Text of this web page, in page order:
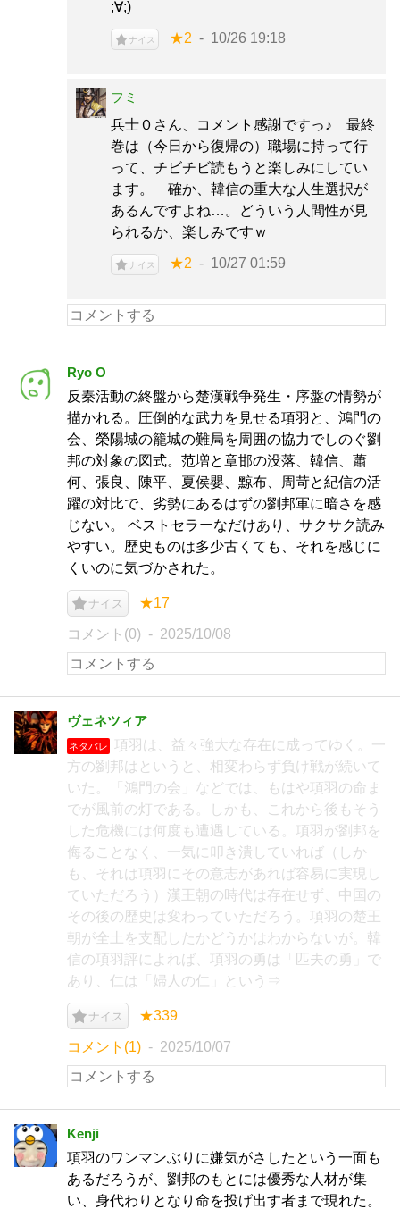
;∀;)
ナイス ★2 10/26 19:18
フミ
兵士０さん、コメント感謝ですっ♪ 最終
巻は（今日から復帰の）職場に持って行
って、チビチビ読もうと楽しみにしてい
ます。 確か、韓信の重大な人生選択が
あるんですよね…。どういう人間性が見
られるか、楽しみですｗ
ナイス ★2 10/27 01:59
Ryo O
反秦活動の終盤から楚漢戦争発生・序盤の情勢が
描かれる。圧倒的な武力を見せる項羽と、鴻門の
会、榮陽城の籠城の難局を周囲の協力でしのぐ劉
邦の対象の図式。范増と章邯の没落、韓信、蕭
何、張良、陳平、夏侯嬰、黥布、周苛と紀信の活
躍の対比で、劣勢にあるはずの劉邦軍に暗さを感
じない。 ベストセラーなだけあり、サクサク読み
やすい。歴史ものは多少古くても、それを感じに
くいのに気づかされた。
ナイス ★17
コメント(0) 2025/10/08
ヴェネツィア
ネタバレ
項羽は、益々強大な存在に成ってゆく。一
方の劉邦はというと、相変わらず負け戦が続いて
いた。「鴻門の会」などでは、もはや項羽の命ま
でが風前の灯である。しかも、これから後もそう
した危機には何度も遭遇している。項羽が劉邦を
侮ることなく、一気に叩き潰していれば（しか
も、それは項羽にその意志があれば容易に実現し
ていただろう）漢王朝の時代は存在せず、中国の
その後の歴史は変わっていただろう。項羽の楚王
朝が全土を支配したかどうかはわからないが。韓
信の項羽評によれば、項羽の勇は「匹夫の勇」で
あり、仁は「婦人の仁」という⇒
ナイス ★339
コメント(1) 2025/10/07
Kenji
項羽のワンマンぶりに嫌気がさしたという一面も
あるだろうが、劉邦のもとには優秀な人材が集
い、身代わりとなり命を投げ出す者まで現れた。